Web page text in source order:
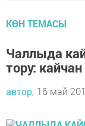
КӨН ТЕМАСЫ
Чаллыда
тору:
автор, 16 май